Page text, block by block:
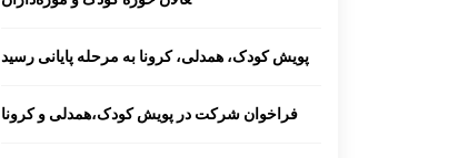
کارگاه تسهیلگری فعالیت های آموزشی
– فرهنگی در روستا
پویش کودک، همدلی، کرونا به مرحله پایانی رسید
فراخوان شرکت در پویش کودک،همدلی و کرونا